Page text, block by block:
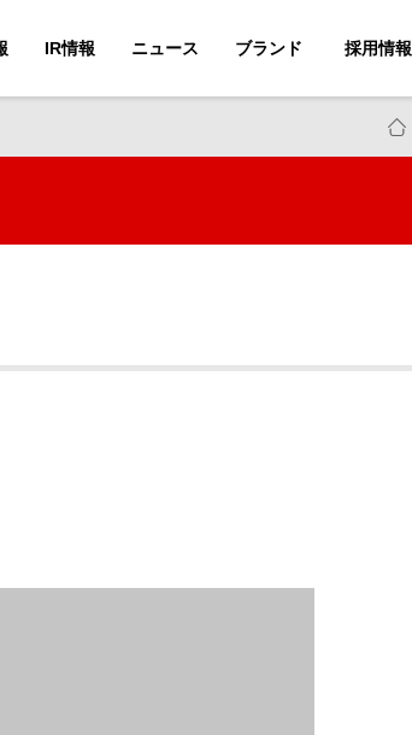
IR情報 ニュース ブランド 採用情報